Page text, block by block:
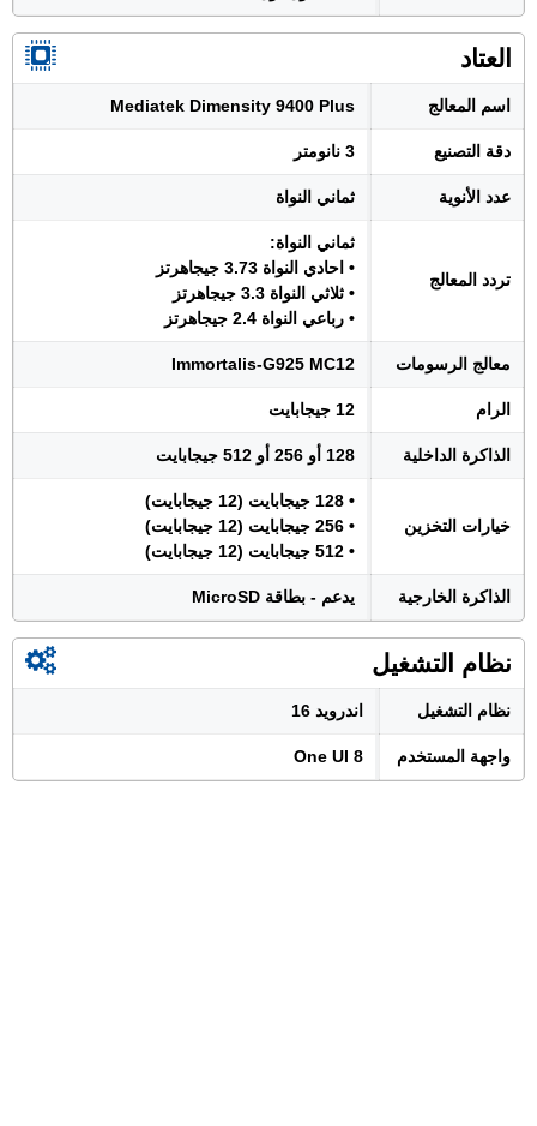
العتاد
اسم المعالج Mediatek Dimensity 9400 Plus
دقة التصنيع 3 نانومتر
عدد الأنوية ثماني النواة
تردد المعالج
ثماني النواة:
• احادي النواة 3.73 جيجاهرتز
• ثلاثي النواة 3.3 جيجاهرتز
• رباعي النواة 2.4 جيجاهرتز
معالج الرسومات Immortalis-G925 MC12
الرام 12 جيجابايت
الذاكرة الداخلية 128 أو 256 أو 512 جيجابايت
خيارات التخزين
• 128 جيجابايت (12 جيجابايت)
• 256 جيجابايت (12 جيجابايت)
• 512 جيجابايت (12 جيجابايت)
الذاكرة الخارجية يدعم - بطاقة MicroSD
نظام التشغيل
نظام التشغيل اندرويد 16
واجهة المستخدم One UI 8